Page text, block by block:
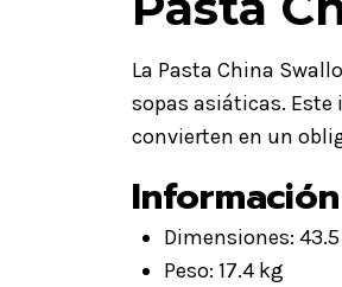
La Pasta China
sopas asiáticas.
convierten en un
Dimensiones:
Peso: 17.4 kg